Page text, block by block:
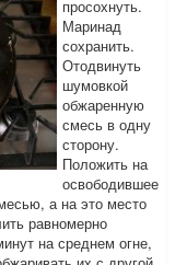
просохнуть.
Маринад
сохранить.
Отодвинуть
шумовкой
обжаренную
смесь в одну
сторону.
Положить на
освободившее
а на это место
равномерно
на среднем огне,